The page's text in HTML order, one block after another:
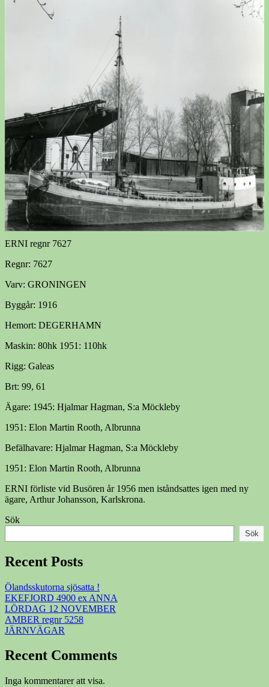
ERNI regnr 7627
Regnr: 7627
Varv: GRONINGEN
Byggår: 1916
Hemort: DEGERHAMN
Maskin: 80hk 1951: 110hk
Rigg: Galeas
Brt: 99, 61
Ägare: 1945: Hjalmar Hagman, S:a Möckleby
1951: Elon Martin Rooth, Albrunna
Befälhavare: Hjalmar Hagman, S:a Möckleby
1951: Elon Martin Rooth, Albrunna
ERNI förliste vid Busören år 1956 men iståndsattes igen med ny
ägare, Arthur Johansson, Karlskrona.
Sök
Sök
Recent Posts
Ölandsskutorna sjösatta !
EKEFJORD 4900 ex ANNA
LÖRDAG 12 NOVEMBER
AMBER regnr 5258
JÄRNVÄGAR
Recent Comments
Inga kommentarer att visa.